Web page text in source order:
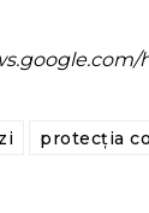
protecția